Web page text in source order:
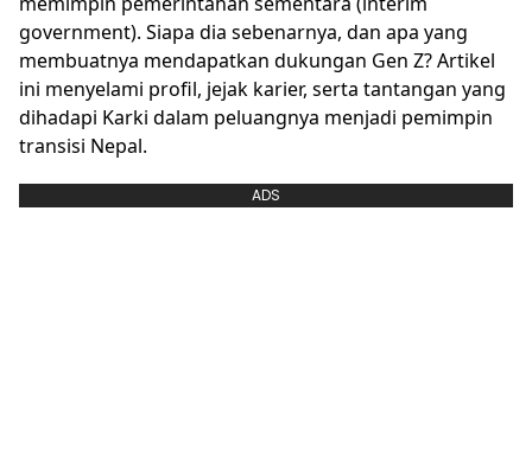
government). Siapa dia sebenarnya, dan apa yang
membuatnya mendapatkan dukungan Gen Z? Artikel
ini menyelami profil, jejak karier, serta tantangan yang
dihadapi Karki dalam peluangnya menjadi pemimpin
transisi Nepal.
ADS